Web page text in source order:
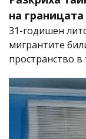
на
31-годишен
мигрантите
пространство